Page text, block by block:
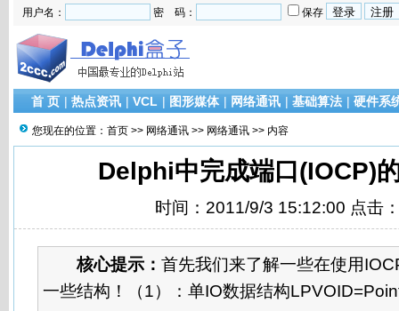
用户名： 密 码： 保存
首 页 | 热点资讯 | VCL | 图形媒体 | 网络通讯 | 基础算法 | 硬件系
您现在的位置： 首页 >> 网络通讯 >> 网络通讯 >> 内容
Delphi中完成端口(IOCP)
时间：2011/9/3 15:12:00 点击
核心提示： 首先我们来了解一些在使用
一些结构！（1）：单IO数据结构